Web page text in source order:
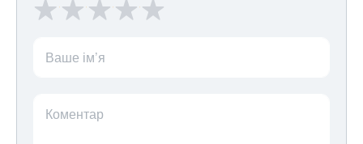
Ваше ім’я
Коментар